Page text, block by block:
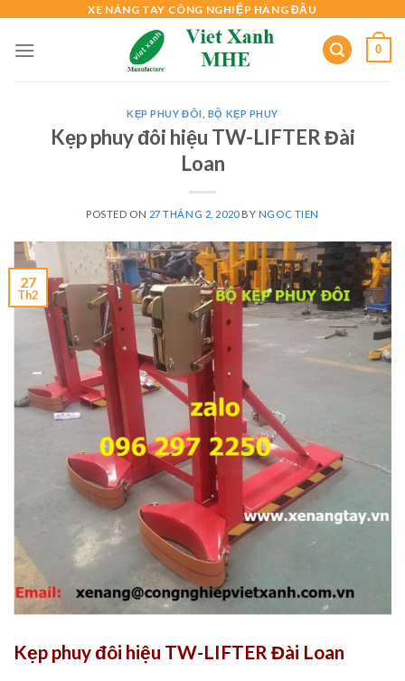
content
XE NÂNG TAY CÔNG NGHIỆP HÀNG ĐẦU
0
KẸP PHUY ĐÔI BỘ KẸP PHUY
Kẹp phuy đôi hiệu TW-LIFTER Đài
Loan
POSTED ON 27 THÁNG 2, 2020BY NGOC TIEN
27
Th2
Kẹp phuy đôi hiệu TW-LIFTER Đài Loan